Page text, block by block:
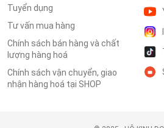
Tuyển dụng
Tư vấn mua hàng
Chính sách bán hàng và chất
lượng hàng hoá
Chính sách vận chuyển, giao
nhận hàng hoá tại SHOP